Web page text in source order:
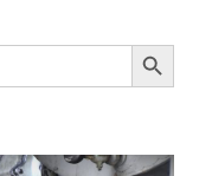
Botón de búsqueda